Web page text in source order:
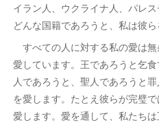
イラン人、ウクライナ人、パレ
どんな国籍であろうと、私は彼ら
すべての人に対する私の愛は
愛しています。王であろうと乞
人であろうと、聖人であろうと
を愛します。たとえ彼らが完璧
愛します。愛を通して、私たち